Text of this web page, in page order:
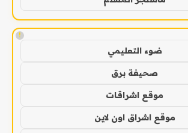
!
ضوء التعليمي
صحيفة برق
موقع اشراقات
موقع اشراق اون لاين